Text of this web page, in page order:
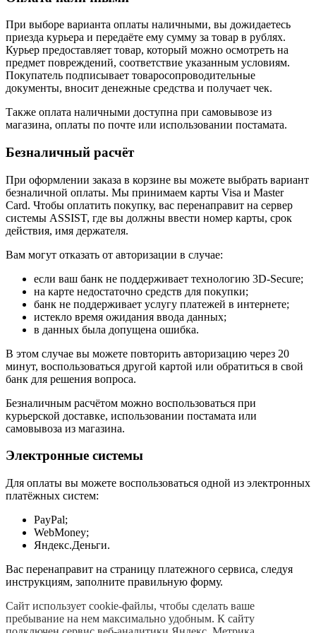
При выборе варианта оплаты наличными, вы дожидаетесь
приезда курьера и передаёте ему сумму за товар в рублях.
Курьер предоставляет товар, который можно осмотреть на
предмет повреждений, соответствие указанным условиям.
Покупатель подписывает товаросопроводительные
документы, вносит денежные средства и получает чек.
Также оплата наличными доступна при самовывозе из
магазина, оплаты по почте или использовании постамата.
Безналичный расчёт
При оформлении заказа в корзине вы можете выбрать вариант
безналичной оплаты. Мы принимаем карты Visa и Master
Card. Чтобы оплатить покупку, вас перенаправит на сервер
системы ASSIST, где вы должны ввести номер карты, срок
действия, имя держателя.
Вам могут отказать от авторизации в случае:
если ваш банк не поддерживает технологию 3D-Secure;
на карте недостаточно средств для покупки;
банк не поддерживает услугу платежей в интернете;
истекло время ожидания ввода данных;
в данных была допущена ошибка.
В этом случае вы можете повторить авторизацию через 20
минут, воспользоваться другой картой или обратиться в свой
банк для решения вопроса.
Безналичным расчётом можно воспользоваться при
курьерской доставке, использовании постамата или
самовывоза из магазина.
Электронные системы
Для оплаты вы можете воспользоваться одной из электронных
платёжных систем:
PayPal;
WebMoney;
Яндекс.Деньги.
Вас перенаправит на страницу платежного сервиса, следуя
инструкциям, заполните правильную форму.
Сайт использует cookie-файлы, чтобы сделать ваше
пребывание на нем максимально удобным. К cайту